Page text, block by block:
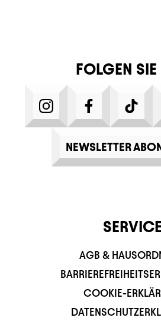
FOLGEN SIE
INSTAGRAMFACEBOOK
NEWSLETTER
SERVICE
AGB &
COOKIE-